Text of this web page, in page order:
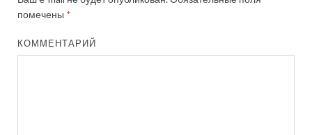
помечены *
КОММЕНТАРИЙ